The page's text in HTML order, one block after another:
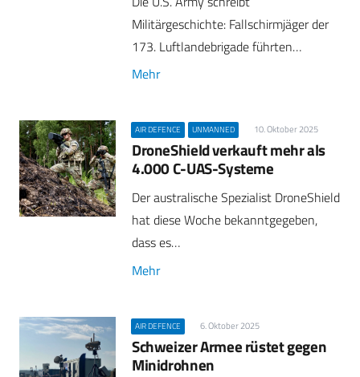
Militärgeschichte: Fallschirmjäger der
173. Luftlandebrigade führten…
Mehr
AIR DEFENCE UNMANNED 10. Oktober 2025
DroneShield verkauft mehr als
4.000 C-UAS-Systeme
Der australische Spezialist DroneShield
hat diese Woche bekanntgegeben,
dass es…
Mehr
AIR DEFENCE 6. Oktober 2025
Schweizer Armee rüstet gegen
Minidrohnen